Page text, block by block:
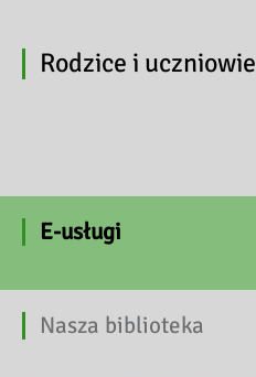
Rodzice i uczniowie
E-usługi
Nasza biblioteka